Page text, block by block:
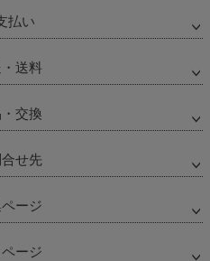
払い
送料
交換
せ先
ージ
ージ